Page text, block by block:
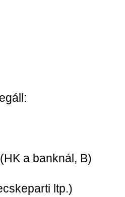
a banknál, B)
ltp.)